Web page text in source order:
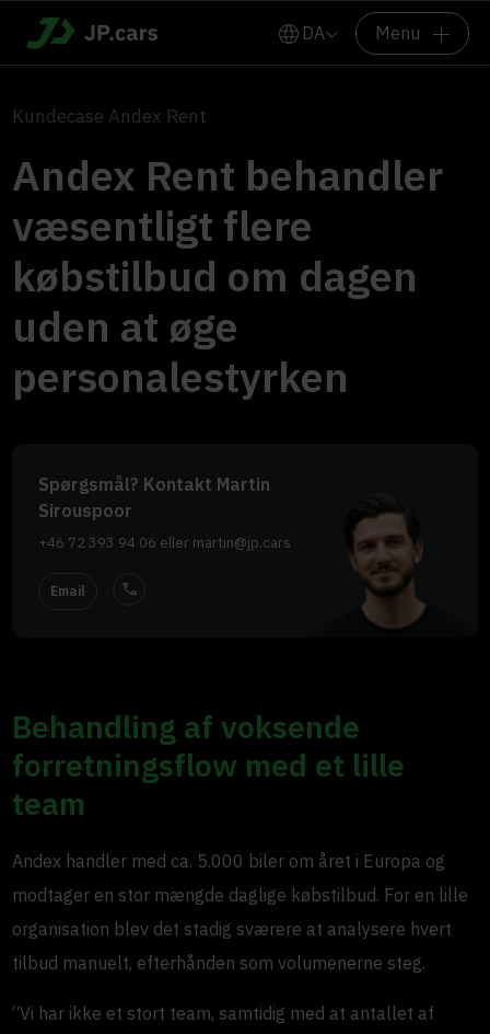
DA Menu
Kundecase Andex Rent
Andex Rent behandler
væsentligt flere
købstilbud om dagen
uden at øge
personalestyrken
Spørgsmål? Kontakt Martin
Sirouspoor
+46 72 393 94 06 eller martin@jp.cars
Email call
Behandling af voksende
forretningsflow med et lille
team
Andex handler med ca. 5.000 biler om året i Europa og
modtager en stor mængde daglige købstilbud. For en lille
organisation blev det stadig sværere at analysere hvert
tilbud manuelt, efterhånden som volumenerne steg.
“Vi har ikke et stort team, samtidig med at antallet af